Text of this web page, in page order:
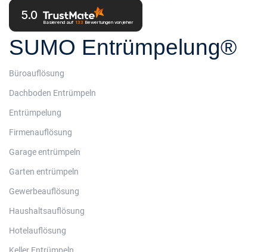
5.0
Basierend auf 133 Bewertungen von jeher
SUMO Entrümpelung®
Büroauflösung
Dachboden Entrümpeln
Entrümpelung
Firmenauflösung
Garage entrümpeln
Garten entrümpeln
Gewerbeauflösung
Haushaltsauflösung
Hotelauflösung